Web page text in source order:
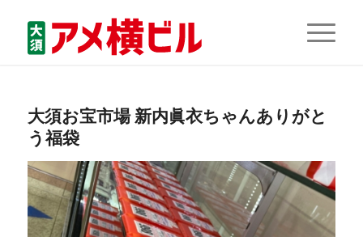
大須お宝市場 新内眞衣ちゃんありがと
う福袋